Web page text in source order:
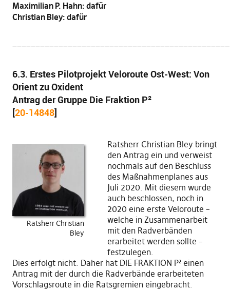
Maximilian P. Hahn: dafür
Christian Bley: dafür
6.3. Erstes Pilotprojekt Veloroute Ost-West: Von
Orient zu Oxident
Antrag der Gruppe Die Fraktion P²
[20-14848]
Ratsherr Christian
Bley
Ratsherr Christian Bley bringt
den Antrag ein und verweist
nochmals auf den Beschluss
des Maßnahmenplanes aus
Juli 2020. Mit diesem wurde
auch beschlossen, noch in
2020 eine erste Veloroute –
welche in Zusammenarbeit
mit den Radverbänden
erarbeitet werden sollte –
festzulegen.
Dies erfolgt nicht. Daher hat DIE FRAKTION P² einen
Antrag mit der durch die Radverbände erarbeiteten
Vorschlagsroute in die Ratsgremien eingebracht.